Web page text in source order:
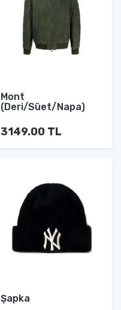
Mont
(Deri/Süet/Napa)
3149.00 TL
Şapka